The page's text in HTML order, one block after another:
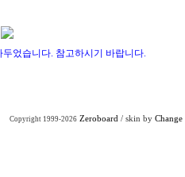
두었습니다. 참고하시기 바랍니다.
Copyright 1999-2026 Zeroboard / skin by Change